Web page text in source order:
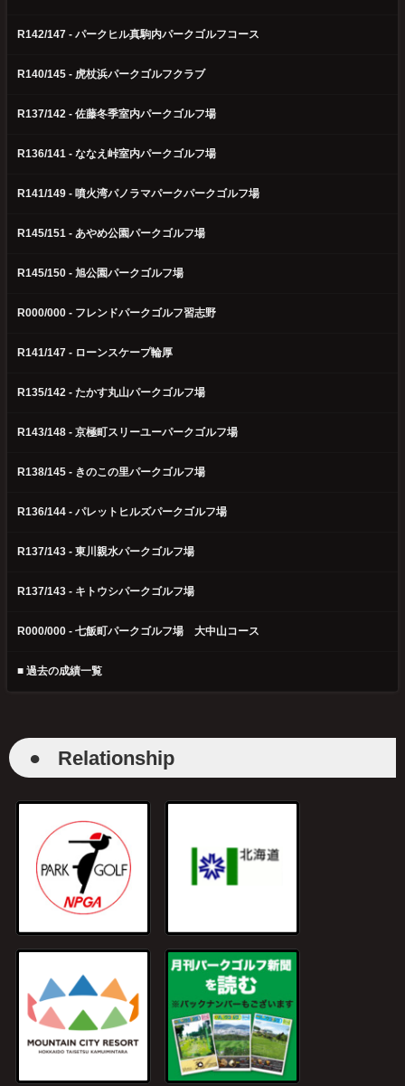
R142/147 - パークヒル真駒内パークゴルフコース
R140/145 - 虎杖浜パークゴルフクラブ
R137/142 - 佐藤冬季室内パークゴルフ場
R136/141 - ななえ峠室内パークゴルフ場
R141/149 - 噴火湾パノラマパークパークゴルフ場
R145/151 - あやめ公園パークゴルフ場
R145/150 - 旭公園パークゴルフ場
R000/000 - フレンドパークゴルフ習志野
R141/147 - ローンスケープ輪厚
R135/142 - たかす丸山パークゴルフ場
R143/148 - 京極町スリーユーパークゴルフ場
R138/145 - きのこの里パークゴルフ場
R136/144 - パレットヒルズパークゴルフ場
R137/143 - 東川親水パークゴルフ場
R137/143 - キトウシパークゴルフ場
R000/000 - 七飯町パークゴルフ場 大中山コース
■ 過去の成績一覧
● Relationship